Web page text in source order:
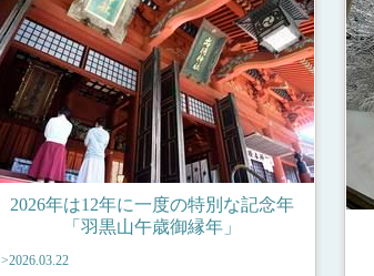
2026年は12年に一度の特別な記念年
「羽黒山午歳御縁年」
>2026.03.22